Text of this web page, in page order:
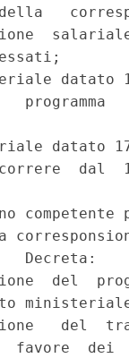
datato
datato
dal
competente
Decreta:
del
del
favore  dei